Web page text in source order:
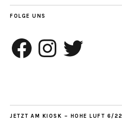
FOLGE UNS
Facebook InstagramTwitter
JETZT AM KIOSK – HOHE LUFT 6/22